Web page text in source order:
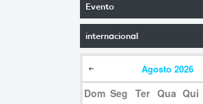
Evento
internacional
Agosto 2026
Dom Seg Ter Qua Qui